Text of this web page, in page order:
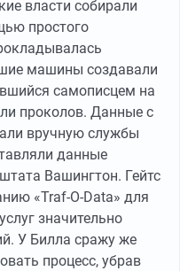
власти собирали
простого
машины создавали
самописцем на
проколов. Данные с
вручную службы
данные
Вашингтон. Гейтс
«Traf-O-Data» для
значительно
У Билла сражу же
процесс, убрав